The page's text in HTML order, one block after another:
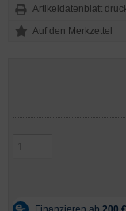
Artikeldatenblatt